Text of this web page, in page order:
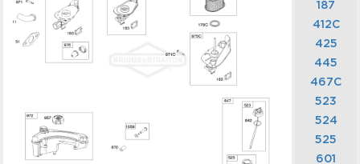
3 Корпус вентилятора,
глушитель, маховик, стартер
100802-0124-H8
Увеличить
187
412C
425
445
467C
523
524
525
601